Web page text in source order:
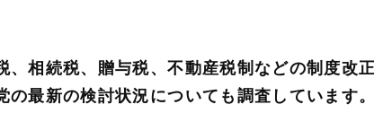
相続税、贈与税、不動産税制などの制度改
最新の検討状況についても調査しています